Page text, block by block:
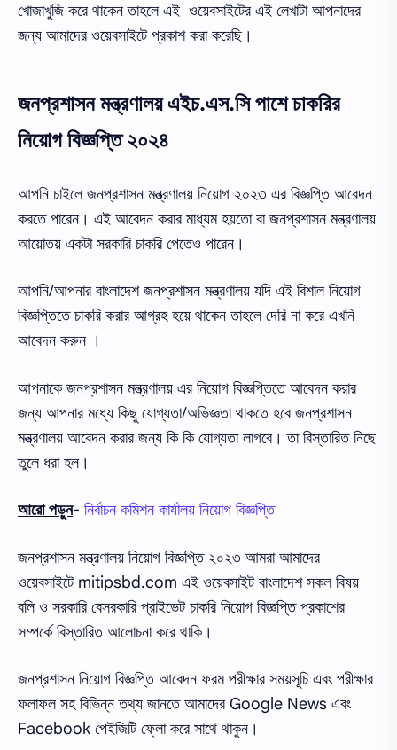
খোজাখুজি করে থাকেন তাহলে এই ওয়েবসাইটের এই লেখাটা আপনাদের
জন্য আমাদের ওয়েবসাইটে প্রকাশ করা করেছি।
জনপ্রশাসন মন্ত্রণালয় এইচ.এস.সি পাশে চাকরির
নিয়োগ বিজ্ঞপ্তি ২০২৪
আপনি চাইলে জনপ্রশাসন মন্ত্রণালয় নিয়োগ ২০২৩ এর বিজ্ঞপ্তি আবেদন
করতে পারেন। এই আবেদন করার মাধ্যম হয়তো বা জনপ্রশাসন মন্ত্রণালয়
আয়োতয় একটা সরকারি চাকরি পেতেও পারেন।
আপনি/আপনার বাংলাদেশ জনপ্রশাসন মন্ত্রণালয় যদি এই বিশাল নিয়োগ
বিজ্ঞপ্তিতে চাকরি করার আগ্রহ হয়ে থাকেন তাহলে দেরি না করে এখনি
আবেদন করুন ।
আপনাকে জনপ্রশাসন মন্ত্রণালয় এর নিয়োগ বিজ্ঞপ্তিতে আবেদন করার
জন্য আপনার মধ্যে কিছু যোগ্যতা/অভিজ্ঞতা থাকতে হবে জনপ্রশাসন
মন্ত্রণালয় আবেদন করার জন্য কি কি যোগ্যতা লাগবে। তা বিস্তারিত নিছে
তুলে ধরা হল।
আরো পড়ুন- নির্বাচন কমিশন কার্যালয় নিয়োগ বিজ্ঞপ্তি
জনপ্রশাসন মন্ত্রণালয় নিয়োগ বিজ্ঞপ্তি ২০২৩ আমরা আমাদের
ওয়েবসাইটে mitipsbd.com এই ওয়েবসাইট বাংলাদেশ সকল বিষয়
বলি ও সরকারি বেসরকারি প্রাইভেট চাকরি নিয়োগ বিজ্ঞপ্তি প্রকাশের
সম্পর্কে বিস্তারিত আলোচনা করে থাকি।
জনপ্রশাসন নিয়োগ বিজ্ঞপ্তি আবেদন ফরম পরীক্ষার সময়সূচি এবং পরীক্ষার
ফলাফল সহ বিভিন্ন তথ্য জানতে আমাদের Google News এবং
Facebook পেইজিটি ফ্লো করে সাথে থাকুন।